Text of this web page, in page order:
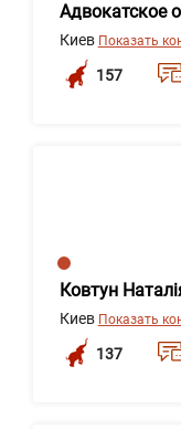
Адвокатское
Киев Показать
157
Ковтун
Киев Показать
137